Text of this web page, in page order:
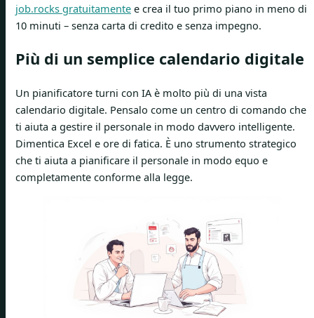
job.rocks gratuitamente e crea il tuo primo piano in meno di
10 minuti – senza carta di credito e senza impegno.
Più di un semplice calendario digitale
Un pianificatore turni con IA è molto più di una vista
calendario digitale. Pensalo come un centro di comando che
ti aiuta a gestire il personale in modo davvero intelligente.
Dimentica Excel e ore di fatica. È uno strumento strategico
che ti aiuta a pianificare il personale in modo equo e
completamente conforme alla legge.